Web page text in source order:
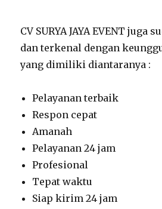
CV SURYA JAYA EVENT juga
dan terkenal dengan
yang dimiliki diantaranya :
Pelayanan terbaik
Respon cepat
Amanah
Pelayanan 24 jam
Profesional
Tepat waktu
Siap kirim 24 jam